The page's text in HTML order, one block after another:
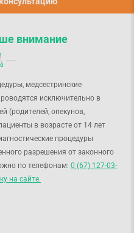
внимание
медсестринские
исключительно в
(родителей, опекунов,
в возрасте от 14 лет
процедуры
разрешения от законного
по телефонам: 0 (67) 127-03-
на сайте.